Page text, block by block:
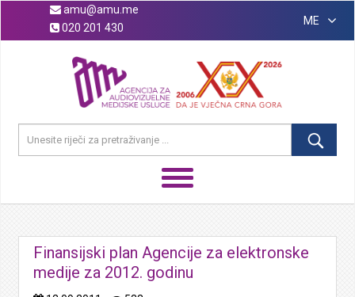
amu@amu.me
020 201 430
ME
Finansijski plan Agencije za elektronske
medije za 2012. godinu